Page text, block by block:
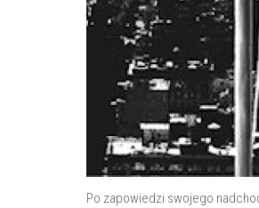
Po zapowiedzi swojego